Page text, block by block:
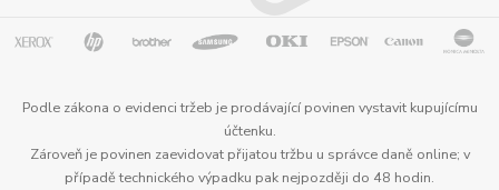
Podle zákona o evidenci tržeb je prodávající povinen vystavit kupujícímu
účtenku.
Zároveň je povinen zaevidovat přijatou tržbu u správce daně online; v
případě technického výpadku pak nejpozději do 48 hodin.